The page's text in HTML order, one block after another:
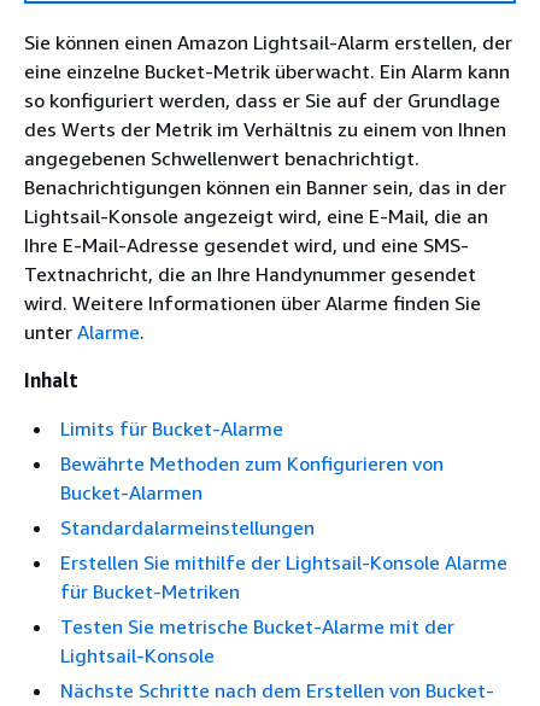
Sie können einen Amazon Lightsail-Alarm erstellen, der
eine einzelne Bucket-Metrik überwacht. Ein Alarm kann
so konfiguriert werden, dass er Sie auf der Grundlage
des Werts der Metrik im Verhältnis zu einem von Ihnen
angegebenen Schwellenwert benachrichtigt.
Benachrichtigungen können ein Banner sein, das in der
Lightsail-Konsole angezeigt wird, eine E-Mail, die an
Ihre E-Mail-Adresse gesendet wird, und eine SMS-
Textnachricht, die an Ihre Handynummer gesendet
wird. Weitere Informationen über Alarme finden Sie
unter Alarme.
Inhalt
Limits für Bucket-Alarme
Bewährte Methoden zum Konfigurieren von
Bucket-Alarmen
Standardalarmeinstellungen
Erstellen Sie mithilfe der Lightsail-Konsole Alarme
für Bucket-Metriken
Testen Sie metrische Bucket-Alarme mit der
Lightsail-Konsole
Nächste Schritte nach dem Erstellen von Bucket-